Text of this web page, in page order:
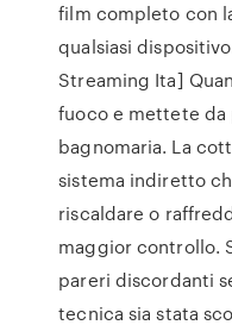
film completo con
qualsiasi
Streaming Ita]
fuoco e mettete da
bagnomaria. La
sistema indiretto
riscaldare o
maggior controllo.
pareri discordanti
tecnica sia stata